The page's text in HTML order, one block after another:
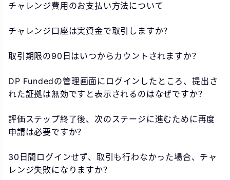
チャレンジ費用のお支払い方法について
チャレンジ口座は実資金で取引しますか？
取引期限の90日はいつからカウントされますか？
DP Fundedの管理画面にログインしたところ、提出さ
れた証拠は無効ですと表示されるのはなぜですか？
評価ステップ終了後、次のステージに進むために再度
申請は必要ですか？
30日間ログインせず、取引も行わなかった場合、チャ
レンジ失敗になりますか？